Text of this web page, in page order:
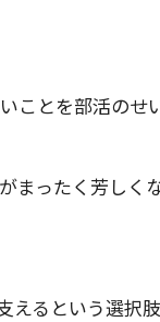
ことを部活のせ
まったく芳しく
るという選択